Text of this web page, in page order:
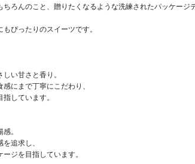
ちろんのこと、贈りたくなるような洗練されたパッケージ
ぴったりのスイーツです。
い甘さと香り。
にまで丁寧にこだわり、
しています。
。
追求し、
ジを目指しています。